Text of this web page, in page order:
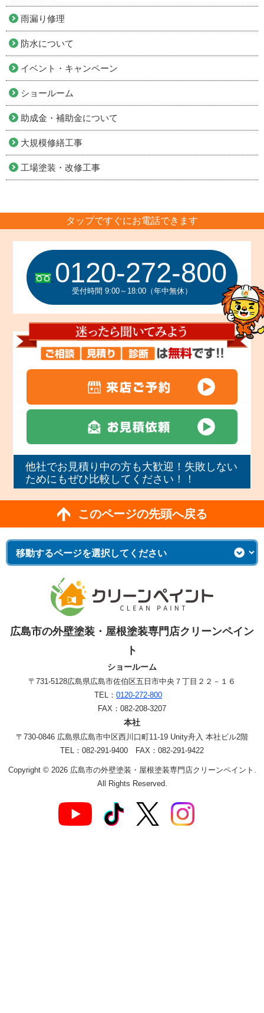
雨漏り修理
防水について
イベント・キャンペーン
ショールーム
助成金・補助金について
大規模修繕工事
工場塗装・改修工事
タップですぐにお電話できます
0120-272-800
受付時間 9:00～18:00（年中無休）
他社でお見積り中の方も大歓迎！失敗しない
ためにもぜひ比較してください！！
このページの先頭へ戻る
広島市の外壁塗装・屋根塗装専門店クリーンペイン
ト
ショールーム
〒731-5128広島県広島市佐伯区五日市中央７丁目２２－１６
TEL： 0120-272-800
FAX：082-208-3207
本社
〒730-0846 広島県広島市中区西川口町11-19 Unity舟入 本社ビル2階
TEL：082-291-9400 FAX：082-291-9422
Copyright © 2026 広島市の外壁塗装・屋根塗装専門店クリーンペイント.
All Rights Reserved.